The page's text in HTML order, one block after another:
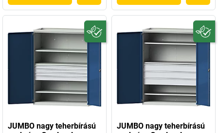
JUMBO nagy teherbírású
JUMBO nagy teherbírású